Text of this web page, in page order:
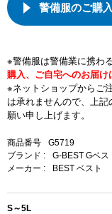
警備服のご購
※警備服は警備業に携わ
購入、ご自宅へのお届け
※ネットショップからご
は承れませんので、上
願い申し上げます。
商品番号
G5719
ブランド :
G-BEST Gベス
メーカー :
BEST ベスト
S～5L